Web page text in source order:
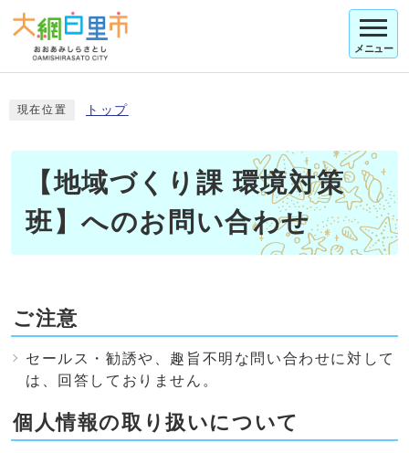
メニュー
現在位置 トップ
【地域づくり課 環境対策
班】へのお問い合わせ
ご注意
セールス・勧誘や、趣旨不明な問い合わせに対して
は、回答しておりません。
個人情報の取り扱いについて